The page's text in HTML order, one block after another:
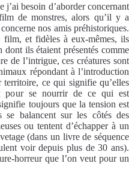
j’ai besoin d’aborder concernant
de monstres, alors qu’il y a
nos amis préhistoriques.
film, et fidèles à eux-mêmes, ils
ils étaient présentés comme
de l’intrigue, ces créatures sont
répondant à l’introduction
territoire, ce qui signifie qu’elles
pour se nourrir de ce qui est
toujours que la tension est
se balancent sur les côtés des
ou tentent d’échapper à un
(dans un livre de séquence
voir depuis plus de 30 ans).
horreur que l’on veut pour un